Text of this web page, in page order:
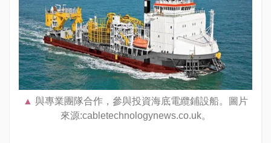
與專業團隊合作，參與投資海底電纜鋪設船。圖片
來源:cabletechnologynews.co.uk。